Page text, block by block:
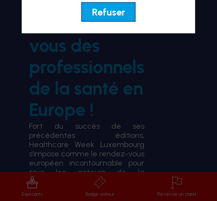
BIENVENUE À HWL26
le rendez-
vous des
professionnels
de la santé en
Europe !
Fort du succès de ses
précédentes éditions,
Healthcare Week Luxembourg
s’impose comme le rendez-vous
européen incontournable pour
tous les acteurs de la
transformation du système de
santé.
Exposants Badge visiteur Réserver un stand
Refuser